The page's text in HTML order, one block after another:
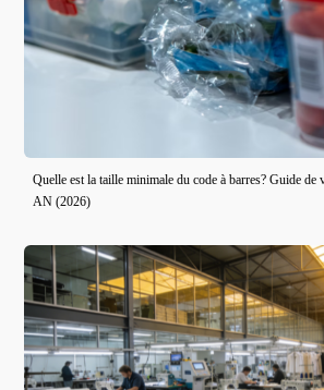
Quelle est la taille minimale du code à barres? Guide
AN (2026)